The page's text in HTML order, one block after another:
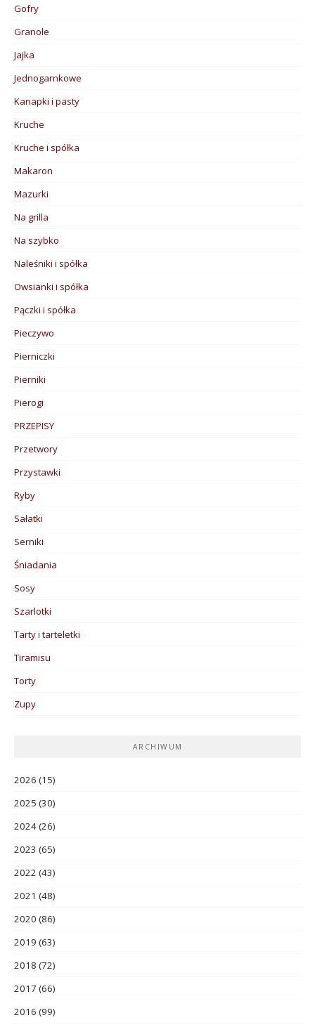
Gofry
Granole
Jajka
Jednogarnkowe
Kanapki i pasty
Kruche
Kruche i spółka
Makaron
Mazurki
Na grilla
Na szybko
Naleśniki i spółka
Owsianki i spółka
Pączki i spółka
Pieczywo
Pierniczki
Pierniki
Pierogi
PRZEPISY
Przetwory
Przystawki
Ryby
Sałatki
Serniki
Śniadania
Sosy
Szarlotki
Tarty i tarteletki
Tiramisu
Torty
Zupy
ARCHIWUM
2026 (15)
2025 (30)
2024(26)
2023 (65)
2022 (43)
2021 (48)
2020 (86)
2019 (63)
2018 (72)
2017 (66)
2016 (99)